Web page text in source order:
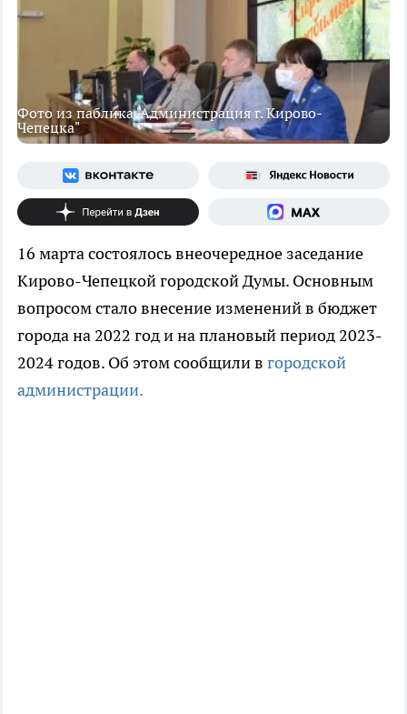
Фото из паблика "Администрация г. Кирово-
Чепецка"
16 марта состоялось внеочередное заседание
Кирово-Чепецкой городской Думы. Основным
вопросом стало внесение изменений в бюджет
города на 2022 год и на плановый период 2023-
2024 годов. Об этом сообщили в городской
администрации.